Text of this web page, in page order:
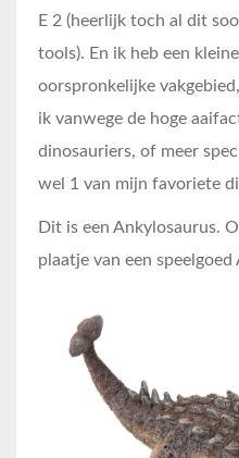
E 2 (heerlijk toch al dit
tools). En ik heb een
oorspronkelijke
ik vanwege de hoge
dinosauriers, of meer
wel 1 van mijn favoriete
Dit is een Ankylosaurus.
plaatje van een speelgoed